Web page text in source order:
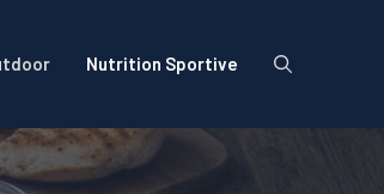
Nutrition Sportive